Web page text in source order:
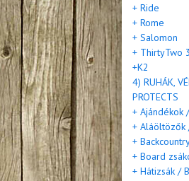
+ Ride
+ Rome
+ Salomon
+ ThirtyTwo
+K2
4) RUHÁK,
PROTECTS
+ Ajándékok
+ Aláöltözők
+
+ Board
+ Hátizsák /